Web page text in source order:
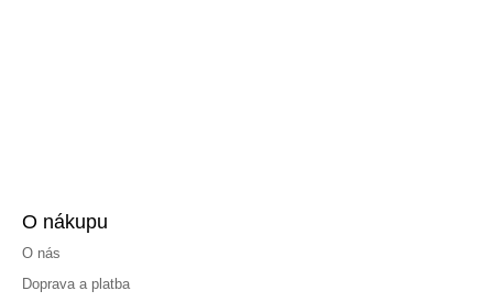
O nákupu
O nás
Doprava a platba